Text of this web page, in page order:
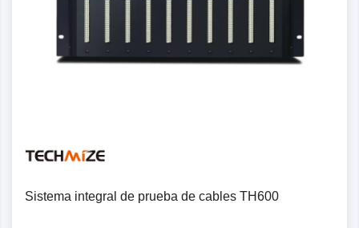
Sistema integral de prueba de cables TH600